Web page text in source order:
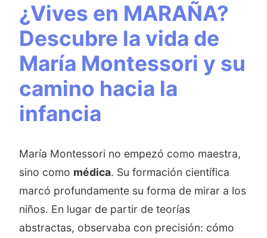
¿Vives en MARAÑA?
Descubre la vida de
María Montessori y su
camino hacia la
infancia
María Montessori no empezó como maestra,
sino como médica. Su formación científica
marcó profundamente su forma de mirar a los
niños. En lugar de partir de teorías
abstractas, observaba con precisión: cómo